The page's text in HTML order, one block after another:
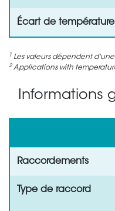
Écart de température
1 Les valeurs dépendent
2 Applications with
Informations
Raccordements
Type de raccord